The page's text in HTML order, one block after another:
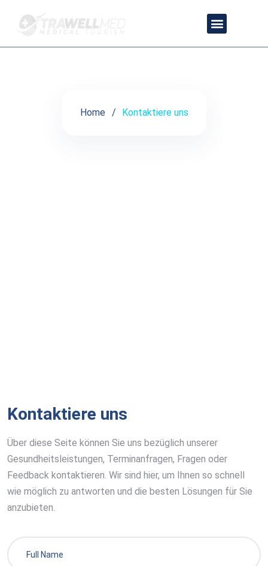
Kontaktiere uns
Home Kontaktiere uns
Kontaktiere uns
Über diese Seite können Sie uns bezüglich unserer
Gesundheitsleistungen, Terminanfragen, Fragen oder
Feedback kontaktieren. Wir sind hier, um Ihnen so schnell
wie möglich zu antworten und die besten Lösungen für Sie
anzubieten.